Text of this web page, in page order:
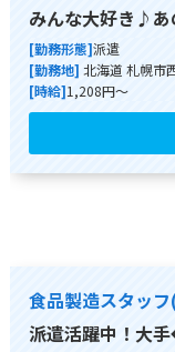
みんな大好き♪
[勤務形態]派遣
[勤務地] 北海道 札幌市
[時給]1,208円～
食品製造スタッ
派遣活躍中！大